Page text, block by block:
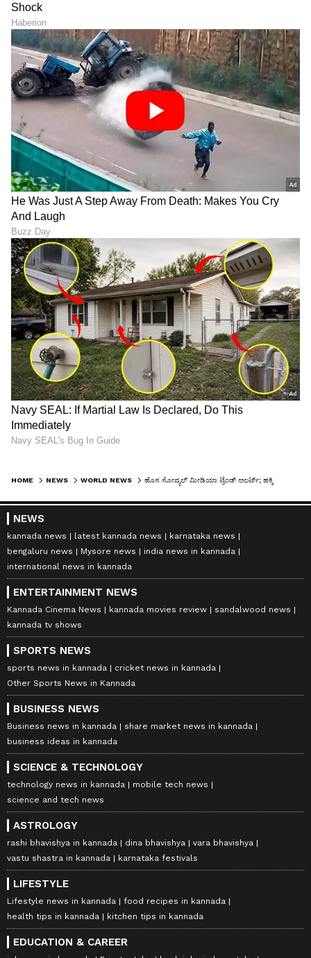
HOME NEWS WORLD NEWS
NEWS
kannada news latest kannada news
karnataka news
bengaluru news
Mysore news
india news in kannada
international news in kannada
ENTERTAINMENT NEWS
Kannada Cinema News kannada movies review
sandalwood news
kannada tv shows
SPORTS NEWS
sports news in kannada
cricket news in kannada
Other Sports News in Kannada
BUSINESS NEWS
Business news in kannada
share market news in kannada
business ideas in kannada
SCIENCE & TECHNOLOGY
technology news in kannada
mobile tech news
science and tech news
ASTROLOGY
rashi bhavishya in kannada dina bhavishya
vara bhavishya
vastu shastra in kannada
karnataka festivals
LIFESTYLE
Lifestyle news in kannada
food recipes in kannada
health tips in kannada
kitchen tips in kannada
EDUCATION & CAREER